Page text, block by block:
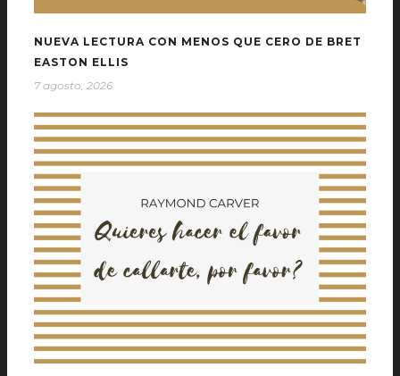
NUEVA LECTURA CON MENOS QUE CERO DE BRET
EASTON ELLIS
7 agosto, 2026